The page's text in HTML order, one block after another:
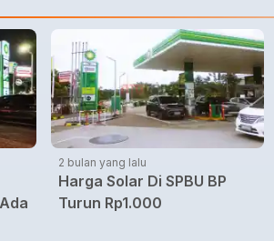
2 bulan yang lalu
Harga Solar Di SPBU BP
Turun Rp1.000